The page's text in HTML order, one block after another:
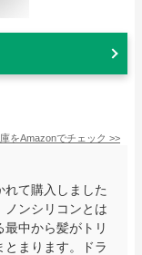
をAmazonでチェック >>
れて購入しました
ノンシリコンとは
中から髪がトリ
まります。​ドラ